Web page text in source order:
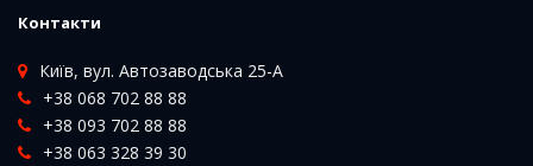
Контакти
Київ, вул. Автозаводська 25-А
+38 068 702 88 88
+38 093 702 88 88
+38 063 328 39 30